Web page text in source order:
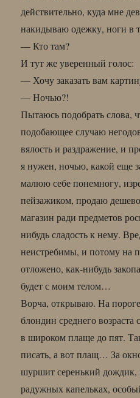
действительно, куда мне
накидываю одежку, ноги в
— Кто там?
И тут же уверенный голос:
— Хочу заказать вам
— Ночью?!
Пытаюсь подобрать слова,
подобающее случаю
вялость и раздражение, и
я нужен, ночью, какой еще
малюю себе понемногу,
пейзажиком, продаю
магазин ради предметов
нибудь сладость к нему.
неистребимы, и потому на
отложено, как-нибудь
будет с моим телом…
Ворча, открываю. На
блондин среднего
в широком плаще до пят.
писать, а вот плащ… За
шуршит серенький
радужных капельках,